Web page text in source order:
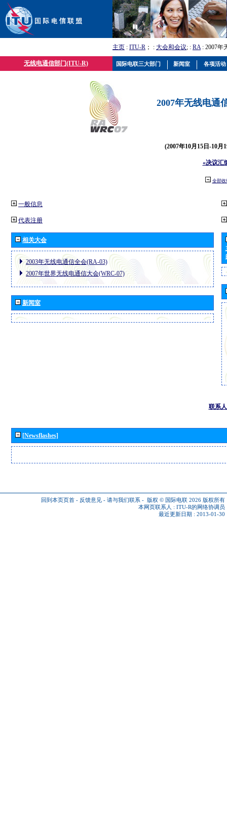
主页 : ITU-R ； : 大会和会议; : RA: 2007年
无线电通信部门(ITU-R)
2007年无线电通
(2007年10月15日-10月
«决议汇
全部收
一般信息
代表注册
相关大会
2003年无线电通信全会(RA-03)
2007年世界无线电通信大会(WRC-07)
新闻室
联系人
[Newsflashes]
回到本页页首 - 反馈意见 - 请与我们联系 - 版权 © 国际电联 2026 版权所有
本网页联系人 : ITU-R的网络协调员
最近更新日期 : 2013-01-30
国际电联三大部门 新闻室 各项活动